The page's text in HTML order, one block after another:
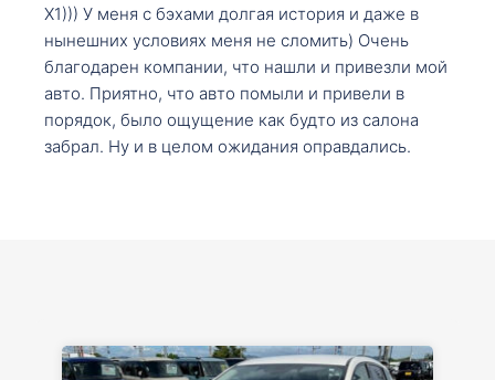
X1))) У меня с бэхами долгая история и даже в
нынешних условиях меня не сломить) Очень
благодарен компании, что нашли и привезли мой
авто. Приятно, что авто помыли и привели в
порядок, было ощущение как будто из салона
забрал. Ну и в целом ожидания оправдались.